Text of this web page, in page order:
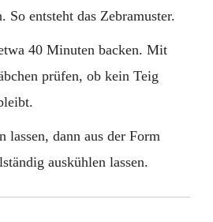
So entsteht das Zebramuster.
40 Minuten backen. Mit
prüfen, ob kein Teig
lassen, dann aus der Form
auskühlen lassen.